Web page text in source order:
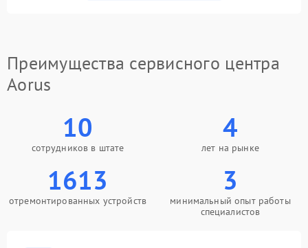
Преимущества сервисного центра
Aorus
10
сотрудников в штате
4
лет на рынке
1613
отремонтированных устройств
3
минимальный опыт работы
специалистов